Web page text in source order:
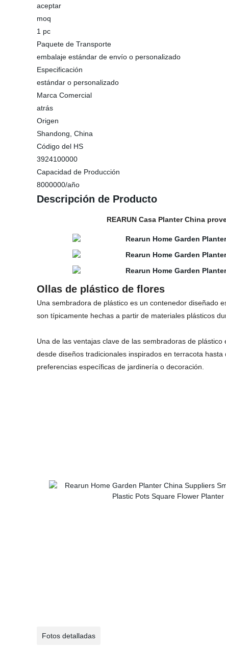
aceptar
moq
1 pc
Paquete de Transporte
embalaje estándar de envío o personalizado
Especificación
estándar o personalizado
Marca Comercial
atrás
Origen
Shandong, China
Código del HS
3924100000
Capacidad de Producción
8000000/año
Descripción de Producto
REARUN Casa Planter China
Ollas de plástico de flores
Una sembradora de plástico es un contenedor diseñado
son típicamente hechas a partir de materiales plásticos
Una de las ventajas clave de las sembradoras de
desde diseños tradicionales inspirados en terracota
preferencias específicas de jardinería o decoración.
Fotos detalladas